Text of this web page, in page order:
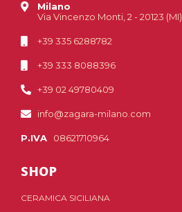
Milano
Via Vincenzo Monti, 2 - 20123 (MI)
+39 335 6288782
+39 333 8088396
+39 02 49780409
info@zagara-milano.com
P.IVA 08621710964
SHOP
CERAMICA SICILIANA